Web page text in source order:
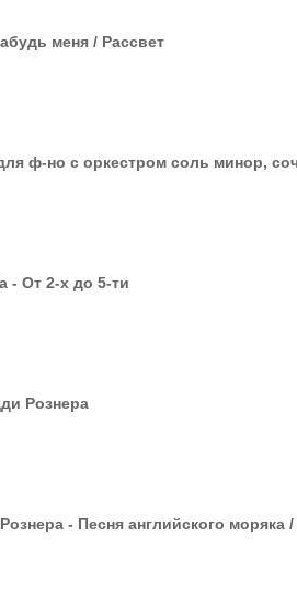
меня / Рассвет
ф-но с оркестром соль минор,
- От 2-х до 5-ти
Рознера
- Песня английского моряка